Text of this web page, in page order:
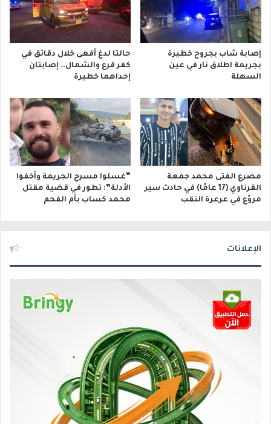
إصابة شاب بجروح خطيرة
بجريمة اطلاق نار في عين
السهلة
حالتا لدغ أفعى خلال دقائق في
كفر قرع والشمال.. إصابتان
إحداهما خطيرة
مصرع الفتى محمد جمعة
القرناوي (17 عامًا) في حادث سير
مروّع في عرعرة النقب
“غسلوا مسرح الجريمة وأخفوا
الأدلة”: تطور في قضية مقتل
محمد كساب بأم الفحم
الإعلانات